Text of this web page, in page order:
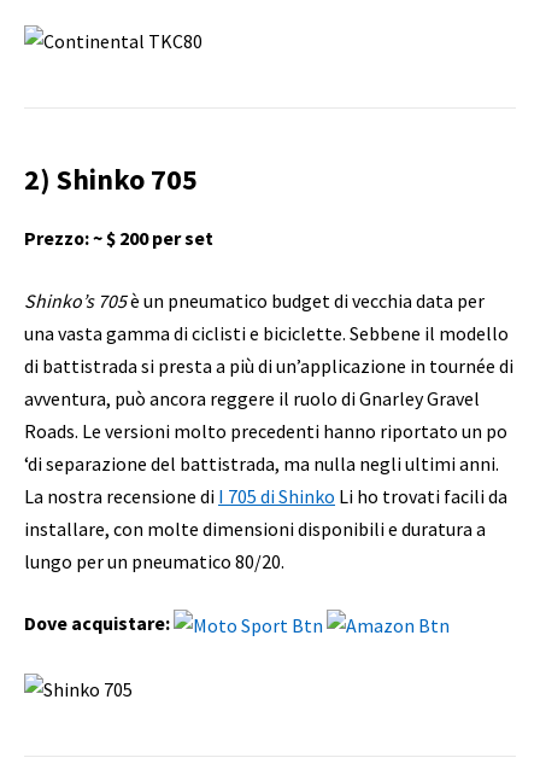
2) Shinko 705
Prezzo: ~ $ 200 per set
Shinko’s 705è un pneumatico budget di vecchia data per
una vasta gamma di ciclisti e biciclette. Sebbene il modello
di battistrada si presta a più di un’applicazione in tournée di
avventura, può ancora reggere il ruolo di Gnarley Gravel
Roads. Le versioni molto precedenti hanno riportato un po
‘di separazione del battistrada, ma nulla negli ultimi anni.
La nostra recensione di I 705 di Shinko Li ho trovati facili da
installare, con molte dimensioni disponibili e duratura a
lungo per un pneumatico 80/20.
Dove acquistare: